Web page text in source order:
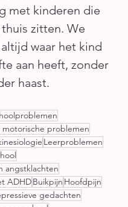
met kinderen die
zitten. We
waar het kind
aan heeft, zonder
haast.
motorische problemen
Leerproblemen
angstklachten
ADHDBuikpijn Hoofdpijn
gedachten